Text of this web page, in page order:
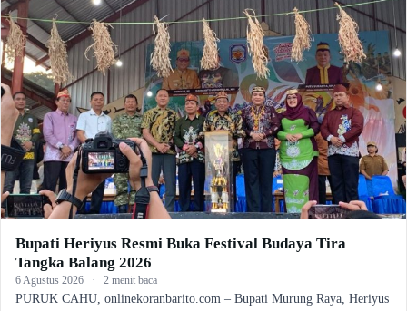
Bupati Heriyus Resmi Buka Festival Budaya Tira
Tangka Balang 2026
6 Agustus 2026 · 2 menit baca
PURUK CAHU, onlinekoranbarito.com – Bupati Murung Raya, Heriyus